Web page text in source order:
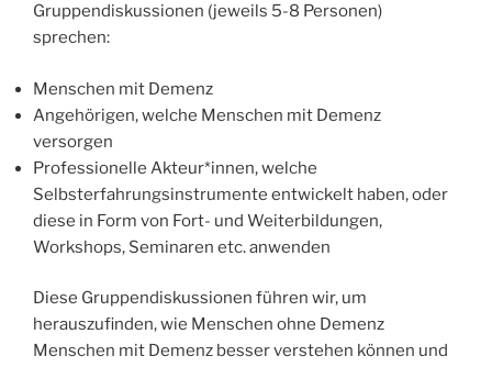
Gruppendiskussionen (jeweils 5-8 Personen)
sprechen:
Menschen mit Demenz
Angehörigen, welche Menschen mit Demenz
versorgen
Professionelle Akteur*innen, welche
Selbsterfahrungsinstrumente entwickelt haben, oder
diese in Form von Fort- und Weiterbildungen,
Workshops, Seminaren etc. anwenden
Diese Gruppendiskussionen führen wir, um
herauszufinden, wie Menschen ohne Demenz
Menschen mit Demenz besser verstehen können und